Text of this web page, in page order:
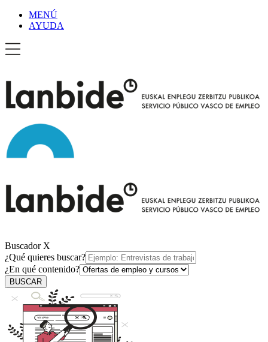
MENÚ
AYUDA
Buscador X
¿Qué quieres buscar?
¿En qué contenido?
BUSCAR